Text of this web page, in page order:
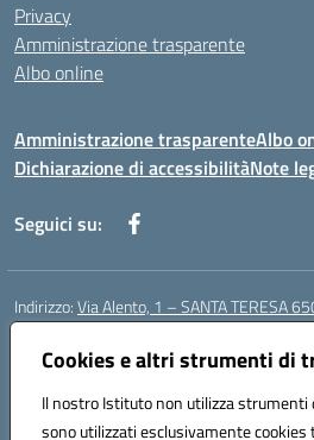
Cookies e altri strumenti di
Il nostro Istituto non utilizza strumenti
sono utilizzati esclusivamente cookies
Privacy
Amministrazione trasparente
Albo online
Amministrazione trasparenteAlbo
Dichiarazione di accessibilitàNote
Seguici su:
Indirizzo:Via Alento, 1 – SANTA TERESA
Centralino:
Posta elettronica certificata (PEC):
Codice fiscale: 80006490686
Codice meccanografico:peee052003